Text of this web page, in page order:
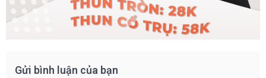
Gửi bình luận của bạn